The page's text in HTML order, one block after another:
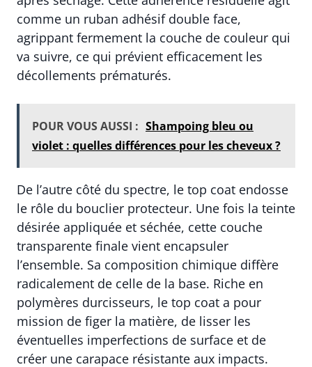
comme un ruban adhésif double face,
agrippant fermement la couche de couleur qui
va suivre, ce qui prévient efficacement les
décollements prématurés.
POUR VOUS AUSSI : Shampoing bleu ou
violet : quelles différences pour les cheveux ?
De l’autre côté du spectre, le top coat endosse
le rôle du bouclier protecteur. Une fois la teinte
désirée appliquée et séchée, cette couche
transparente finale vient encapsuler
l’ensemble. Sa composition chimique diffère
radicalement de celle de la base. Riche en
polymères durcisseurs, le top coat a pour
mission de figer la matière, de lisser les
éventuelles imperfections de surface et de
créer une carapace résistante aux impacts.